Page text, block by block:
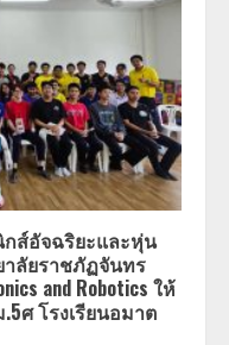
กส์อัจฉริยะและหุ่น
ลัยราชภัฏจันทร
and Robotics ให้
ศ โรงเรียนอมาต